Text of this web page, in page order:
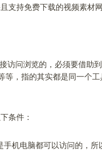
支持免费下载的视频素材网
访问浏览的，必须要借助到
等，指的其实都是同一个
条件：
手机电脑都可以访问的，所